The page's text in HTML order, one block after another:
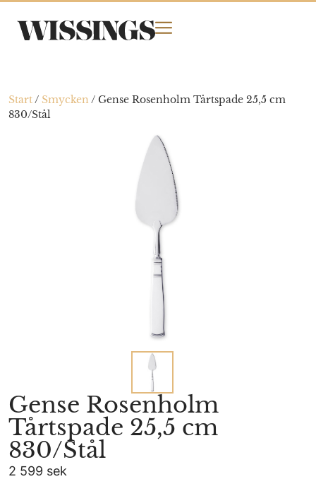
Start/ Smycken / Gense Rosenholm Tårtspade 25,5 cm
830/Stål
Gense Rosenholm
Tårtspade 25,5 cm
830/Stål
2 599 sek